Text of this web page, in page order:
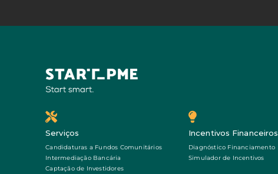
Serviços
Candidaturas a Fundos Comunitários
Intermediação Bancária
Captação de Investidores
Incentivos Financeiros
Diagnóstico Financiamento
Simulador de Incentivos